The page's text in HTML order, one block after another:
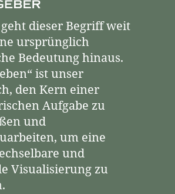
dieser Begriff weit
ursprünglich
Bedeutung hinaus.
ist unser
den Kern einer
Aufgabe zu
und
um eine
und
Visualisierung zu